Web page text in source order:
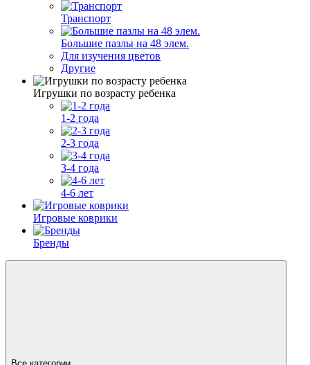
Транспорт
Большие пазлы на 48 элем.
Для изучения цветов
Другие
Игрушки по возрасту ребенка
1-2 года
2-3 года
3-4 года
4-6 лет
Игровые коврики
Бренды